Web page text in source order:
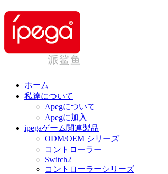
ホーム
私達について
Apegについて
Apegに加入
ipegaゲーム関連製品
ODM/OEM シリーズ
コントローラー
Switch2
コントローラーシリーズ